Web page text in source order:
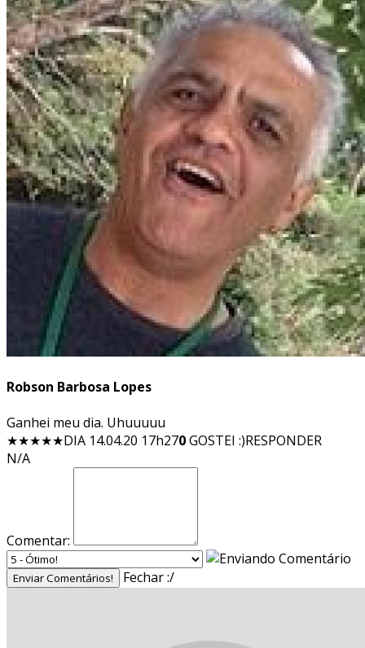
Robson Barbosa Lopes
Ganhei meu dia. Uhuuuuu
★★★★★DIA 14.04.20 17h270GOSTEI :)RESPONDER
N/A
Comentar:
Enviar Comentários! Fechar :/